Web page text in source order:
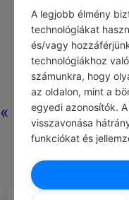
«
A legjobb élmény
technológiákat
és/vagy
technológiákhoz
számunkra, hogy
az oldalon, mint a
egyedi azonosítók.
visszavonása
funkciókat és